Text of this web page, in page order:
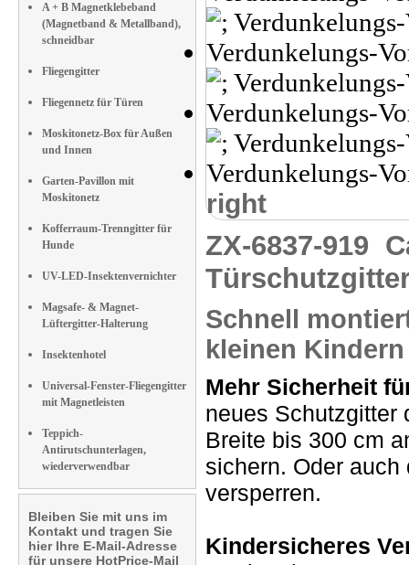
A + B Magnetklebeband
(Magnetband & Metallband),
schneidbar
Fliegengitter
Fliegennetz für Türen
Moskitonetz-Box für Außen
und Innen
Garten-Pavillon mit
Moskitonetz
Kofferraum-Trenngitter für
Hunde
UV-LED-Insektenvernichter
Magsafe- & Magnet-
Lüftergitter-Halterung
Insektenhotel
Universal-Fenster-Fliegengitter
mit Magnetleisten
Teppich-
Antirutschunterlagen,
wiederverwendbar
Bleiben Sie mit uns im
Kontakt und tragen Sie
hier Ihre E-Mail-Adresse
für unsere HotPrice-Mail
right
ZX-6837-919
Schnell
kleinen
Mehr Sicherheit
neues Schutzgitter
Breite bis 300 cm
sichern. Oder
versperren.
Kindersicheres